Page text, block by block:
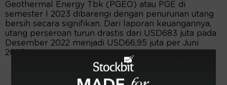
Geothermal Energy Tbk (PGEO) atau PGE di
semester I 2023 dibarengi dengan penurunan utang
bersih secara signifikan. Dari laporan keuangannya,
utang perseroan turun drastis dari USD683 juta pada
Desember 2022 menjadi USD66,95 juta per Juni
2023.